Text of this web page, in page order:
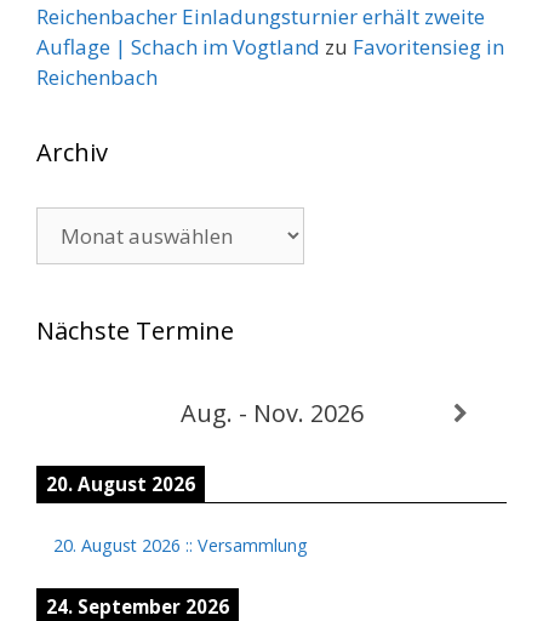
Reichenbacher Einladungsturnier erhält zweite
Auflage | Schach im Vogtland zu Favoritensieg in
Reichenbach
Archiv
Nächste Termine
Aug. - Nov. 2026
20. August 2026
20. August 2026 :: Versammlung
24. September 2026